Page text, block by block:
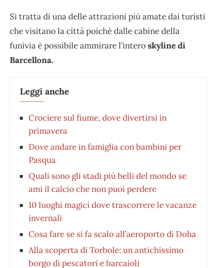
Si tratta di una delle attrazioni più amate dai turisti
che visitano la città poiché dalle cabine della
funivia è possibile ammirare l’interoskyline di
Barcellona.
Leggi anche
Crociere sul fiume, dove divertirsi in
primavera
Dove andare in famiglia con bambini per
Pasqua
Quali sono gli stadi più belli del mondo se
ami il calcio che non puoi perdere
10 luoghi magici dove trascorrere le vacanze
invernali
Cosa fare se si fa scalo all’aeroporto di Doha
Alla scoperta di Torbole: un antichissimo
borgo di pescatori e barcaioli